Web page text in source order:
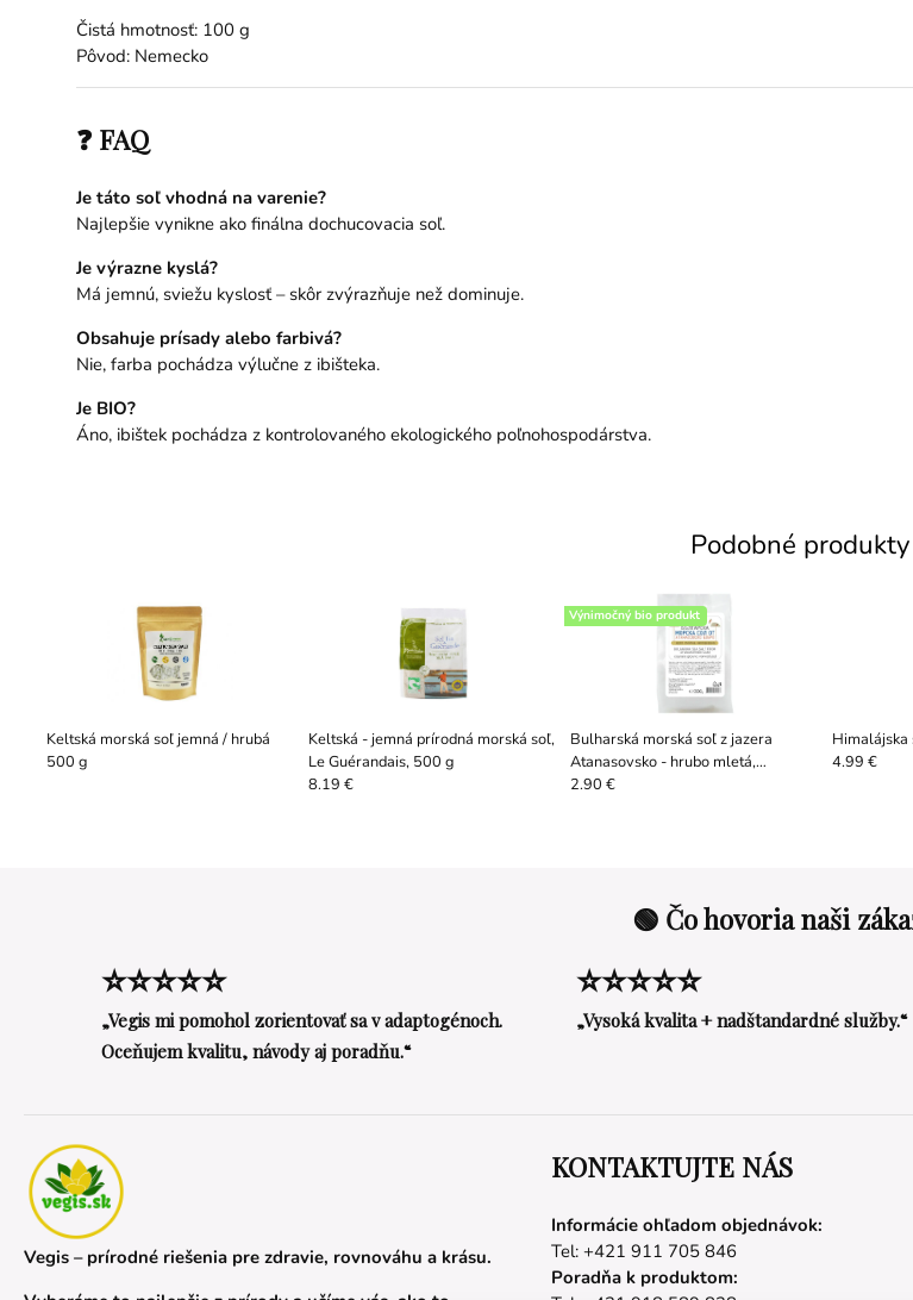
Čistá hmotnosť: 100 g
Pôvod: Nemecko
❓ FAQ
Je táto soľ vhodná na varenie?
Najlepšie vynikne ako finálna dochucovacia soľ.
Je výrazne kyslá?
Má jemnú, sviežu kyslosť – skôr zvýrazňuje než dominuje.
Obsahuje prísady alebo farbivá?
Nie, farba pochádza výlučne z ibišteka.
Je BIO?
Áno, ibištek pochádza z kontrolovaného ekologického poľnohospodárstva.
Podobné produkty
Keltská morská soľ jemná / hrubá
500 g
Keltská - jemná prírodná morská soľ,
Le Guérandais, 500 g
8.19 €
Bulharská morská soľ z jazera
Atanasovsko - hrubo mletá,
nejodizovaná, 300 g
Výnimočný bio produkt
2.90 €
4.99 €
🟢 Čo hovoria naši
⭐⭐⭐⭐⭐
„Vegis mi pomohol zorientovať sa v adaptogénoch.
Oceňujem kvalitu, návody aj poradňu.“
⭐⭐⭐⭐⭐
„Vysoká kvalita + nadštandardné služby.“
Vegis – prírodné riešenia pre zdravie, rovnováhu a krásu.
KONTAKTUJTE NÁS
Informácie ohľadom objednávok:
Tel: +421 911 705 846
Poradňa k produktom: